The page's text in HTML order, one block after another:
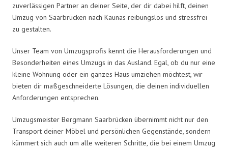
zuverlässigen Partner an deiner Seite, der dir dabei hilft, deinen
Umzug von Saarbrücken nach Kaunas reibungslos und stressfrei
zu gestalten.
Unser Team von Umzugsprofis kennt die Herausforderungen und
Besonderheiten eines Umzugs in das Ausland. Egal, ob du nur eine
kleine Wohnung oder ein ganzes Haus umziehen möchtest, wir
bieten dir maßgeschneiderte Lösungen, die deinen individuellen
Anforderungen entsprechen.
Umzugsmeister Bergmann Saarbrücken übernimmt nicht nur den
Transport deiner Möbel und persönlichen Gegenstände, sondern
kümmert sich auch um alle weiteren Schritte, die bei einem Umzug